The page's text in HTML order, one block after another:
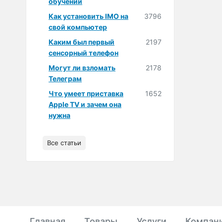
Как установить IMO на
свой компьютер
3796
Каким был первый
сенсорный телефон
2197
Могут ли взломать
Телеграм
2178
Что умеет приставка
Apple TV и зачем она
нужна
1652
Все статьи